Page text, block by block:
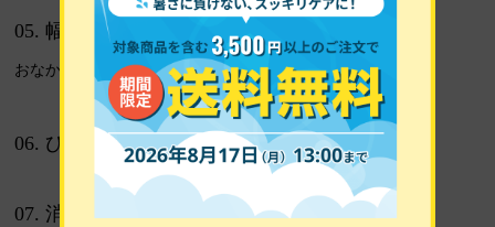
05. 幅広くちゴム
おなかまわりが快適。
06. ひざ裏メッシュ編み
07. 消臭繊維使用